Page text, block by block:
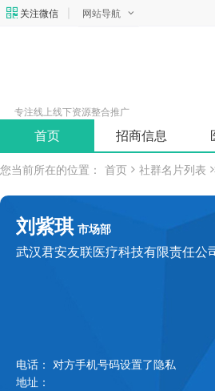
关注微信 网站导航
专注线上线下资源整合推广
首页 招商信息
您当前所在的位置： 首页 社群名片列表
刘紫琪 市场部
武汉君安友联医疗科技有限责任公
电话： 对方手机号码设置了隐私
地址：